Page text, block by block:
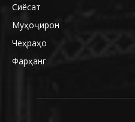
Сиёсат
Муҳоҷирон
Чеҳраҳо
Фарҳанг